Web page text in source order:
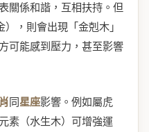
關係和諧，互相扶持。但
，則會出現「金剋木」
可能感到壓力，甚至影響
同星座影響。例如屬虎
素（水生木）可增強運